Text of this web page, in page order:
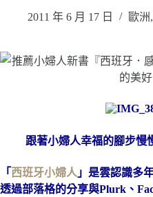
2011 年 6 月 17 日 歐洲,
跟著小婦人幸福的腳步慢
「 西班牙小婦人 」是雲認識多
透過部落格的分享與Plurk 、